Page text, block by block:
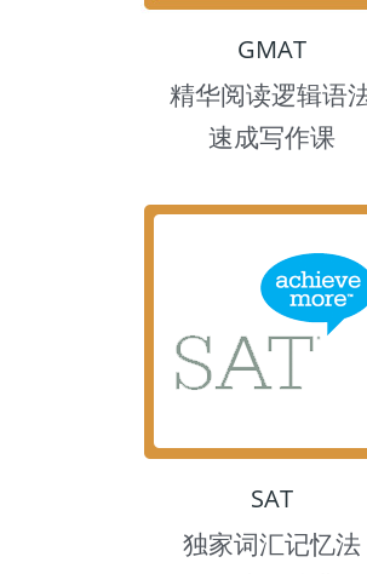
GMAT
精华阅读逻辑语
速成写作课
SAT
独家词汇记忆法